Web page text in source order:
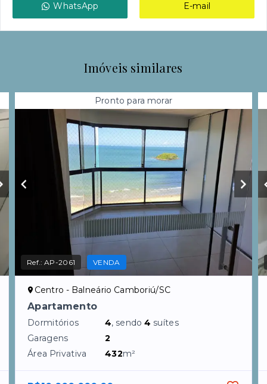
WhatsApp E-mail
Imóveis similares
Pronto para morar
Ref.:AP-2061 VENDA
Centro - Balneário Camboriú/SC
Apartamento
Dormitórios 4, sendo4 suítes
Garagens
2
Área Privativa
432m²